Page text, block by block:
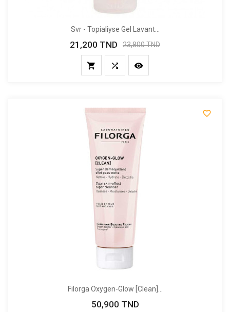
Svr - Topialiyse Gel Lavant...
Prix
21,200 TND
Prix
23,800 TND
  

Filorga Oxygen-Glow [clean]...
Prix
50,900 TND